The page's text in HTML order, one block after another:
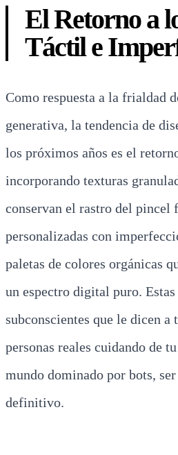
El Retorno a
Táctil e
Como respuesta a la frialdad
generativa, la tendencia de
los próximos años es el
incorporando texturas
conservan el rastro del pincel
personalizadas con
paletas de colores orgánicas
un espectro digital puro. Estas
subconscientes que le dicen
personas reales cuidando de
mundo dominado por bots,
definitivo.